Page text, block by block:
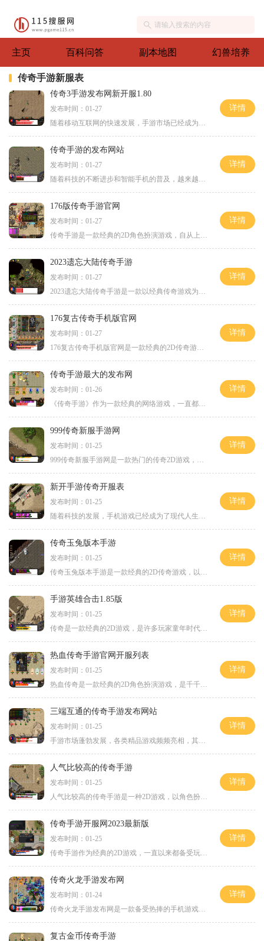
主页 百科问答 副本地图 幻兽培养
传奇手游新服表
传奇3手游发布网新开服1.80
发布时间：01-27
随着移动互联网的快速发展，手游市场已经成为了游戏行业的主力军。而在这个手游市场中，传奇3手游凭借其独特的玩法和精致的画面，受到了广大玩家的喜爱和追捧。而今天，好消息
详情
传奇手游的发布网站
发布时间：01-27
随着科技的不断进步和智能手机的普及，越来越多的游戏开始登陆移动平台，手游市场也逐渐兴起。在众多手游中，有一款备受玩家喜爱的游戏，它就是《传奇》手游。《传奇》手游是
详情
176版传奇手游官网
发布时间：01-27
传奇手游是一款经典的2D角色扮演游戏，自从上世纪末诞生以来，一直备受玩家们的喜爱。作为一款万人在线的游戏，传奇手游为玩家提供了一个与其他玩家互动的世界。在传奇手游中，
详情
2023遗忘大陆传奇手游
发布时间：01-27
2023遗忘大陆传奇手游是一款以经典传奇游戏为基础，结合了2D游戏、角色扮演等元素的大型多人在线游戏。该游戏采用了即时的战斗模式，给玩家们带来真实、刺激的游戏体验。传奇游
详情
176复古传奇手机版官网
发布时间：01-27
176复古传奇手机版官网是一款经典的2D传奇游戏，以角色扮演为核心玩法，拥有万人在线的庞大玩家群体。这款游戏打破了传统手游的桎梏，为玩家提供了一个真实而又激烈的游戏世界。
详情
传奇手游最大的发布网
发布时间：01-26
《传奇手游》作为一款经典的网络游戏，一直都备受玩家的喜爱。在全球范围内，有许多的玩家热衷于寻找最好的发布网站，以便能够第一时间获取游戏更新、最新资讯以及与众多玩家
详情
999传奇新服手游网
发布时间：01-25
999传奇新服手游网是一款热门的传奇2D游戏，广受玩家喜爱。这款游戏以角色扮演为主题，让玩家在虚拟的游戏世界中展开冒险和战斗。下面将详细介绍这款游戏的具体玩法。999传奇新服
详情
新开手游传奇开服表
发布时间：01-25
随着科技的发展，手机游戏已经成为了现代人生活中不可或缺的一部分。而作为一款经典的手机游戏，传奇开服表自然是吸引了众多玩家的关注。下面，就让我们来一起了解一下传奇开
详情
传奇玉兔版本手游
发布时间：01-25
传奇玉兔版本手游是一款经典的2D传奇游戏，以角色扮演为主题，为玩家提供了一个真实而又充满挑战的游戏世界。在这个游戏中，玩家可以与来自世界各地的千万玩家一起在线互动，体
详情
手游英雄合击1.85版
发布时间：01-25
传奇是一款经典的2D游戏，是许多玩家童年时代的回忆。随着科技的发展，传奇游戏也不断改良和创新，推出了许多新版本。其中最受欢迎的版本之一就是手游英雄合击1.85版。手游英雄
详情
热血传奇手游官网开服列表
发布时间：01-25
热血传奇是一款经典的2D角色扮演游戏，是千千万万玩家的童年记忆。它以其独特的玩法和刺激的游戏体验吸引了无数玩家的关注。在这个游戏中，你可以与成千上万的玩家一起在线游戏
详情
三端互通的传奇手游发布网站
发布时间：01-25
手游市场蓬勃发展，各类精品游戏频频亮相，其中"三端互通的传奇手游"成为了玩家们热衷追捧的对象。这种类型的游戏不仅能够在手机上进行畅快的游戏体验，还可以在电脑和平板等其
详情
人气比较高的传奇手游
发布时间：01-25
人气比较高的传奇手游是一种2D游戏，以角色扮演为核心，玩家可以通过万人在线的方式与其他玩家进行互动。这款手游中有着丰富多样的玩法，让玩家可以体验到令人兴奋和刺激的游戏
详情
传奇手游开服网2023最新版
发布时间：01-25
传奇手游作为经典的2D游戏，一直以来都备受玩家们的喜爱。而传奇手游开服网2023最新版不仅延续了传奇游戏的精髓，更加入了众多新的元素，为玩家们带来了全新的游戏体验。作为一
详情
传奇火龙手游发布网
发布时间：01-24
传奇火龙手游发布网是一款备受热捧的手机游戏平台，凭借其精美的游戏画面和细腻的游戏体验，吸引了无数游戏爱好者的关注和参与。今天，就让我为大家详细介绍一下这款火龙手游
详情
复古金币传奇手游